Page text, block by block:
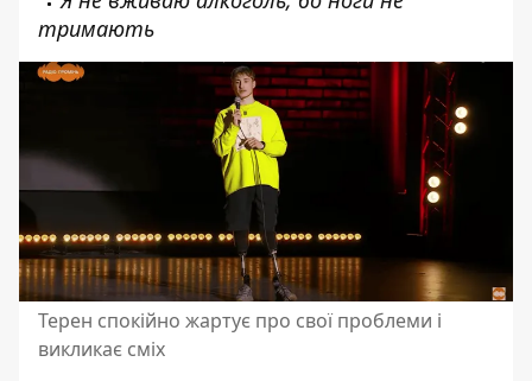
тримають
Терен спокійно жартує про свої проблеми і
викликає сміх